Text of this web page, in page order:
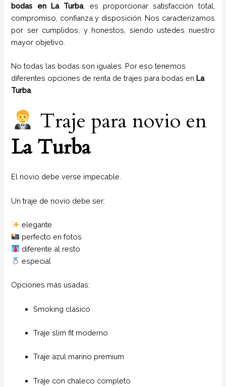
bodas
enLa Turba, es proporcionar satisfacción total,
compromiso, confianza y disposición. Nos caracterizamos
por ser cumplidos, y honestos, siendo ustedes nuestro
mayor objetivo.
No todas las bodas son iguales. Por eso tenemos
diferentes opciones de renta de trajes para bodas enLa
Turba.
Traje para novio en
La Turba
El novio debe verse impecable.
Un traje de novio debe ser:
elegante
perfecto en fotos
diferente al resto
especial
Opciones más usadas:
Smoking clásico
Traje slim fit moderno
Traje azul marino premium
Traje con chaleco completo